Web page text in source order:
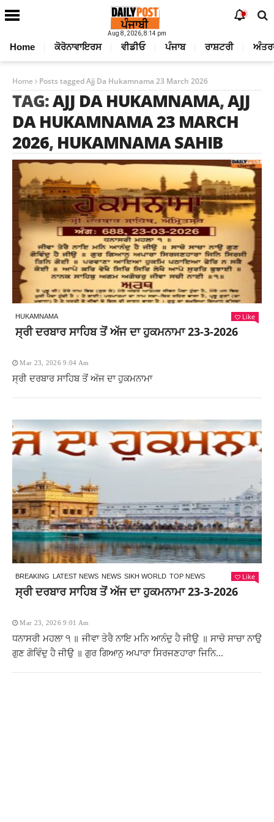
Aug 8, 2026, 8:14 pm
Home ਕੋਰੋਨਾਵਾਇਰਸ ਵੀਡੀਓ ਪੰਜਾਬ ਰਾਸ਼ਟਰੀ
Home Posts tagged Ajj Da Hukamnama 23 March 2026
TAG:AJJ DA HUKAMNAMA,AJJ
DA HUKAMNAMA 23 MARCH
2026, HUKAMNAMA SAHIB
HUKAMNAMA Like
ਸ੍ਰੀ ਦਰਬਾਰ ਸਾਹਿਬ ਤੋਂ ਅੱਜ ਦਾ ਹੁਕਮਨਾਮਾ 23-3-2026
Mar 23, 2026 9:04 Am
ਸ੍ਰੀ ਦਰਬਾਰ ਸਾਹਿਬ ਤੋਂ ਅੱਜ ਦਾ ਹੁਕਮਨਾਮਾ
BREAKING LATEST NEWS NEWS SIKH WORLD TOP NEWS Like
ਸ੍ਰੀ ਦਰਬਾਰ ਸਾਹਿਬ ਤੋਂ ਅੱਜ ਦਾ ਹੁਕਮਨਾਮਾ 23-3-2026
Mar 23, 2026 9:01 Am
ਧਨਾਸਰੀ ਮਹਲਾ ੧ ॥ ਜੀਵਾ ਤੇਰੈ ਨਾਇ ਮਨਿ ਆਨੰਦੁ ਹੈ ਜੀਉ ॥ ਸਾਚੋ ਸਾਚਾ ਨਾਉ
ਗੁਣ ਗੋਵਿੰਦੁ ਹੈ ਜੀਉ ॥ ਗੁਰ ਗਿਆਨੁ ਅਪਾਰਾ ਸਿਰਜਣਹਾਰਾ ਜਿਨਿ...